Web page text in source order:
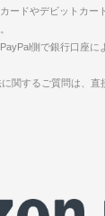
ードやデビットカー
側で銀行口座に
関するご質問は、直